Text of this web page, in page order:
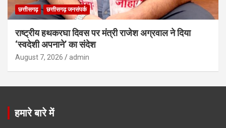
छत्तीसगढ़ छत्तीसगढ़ जनसंपर्क
राष्ट्रीय हथकरघा दिवस पर मंत्री राजेश अग्रवाल ने दिया
‘स्वदेशी अपनाने’ का संदेश
August 7, 2026 admin
हमारे बारे में